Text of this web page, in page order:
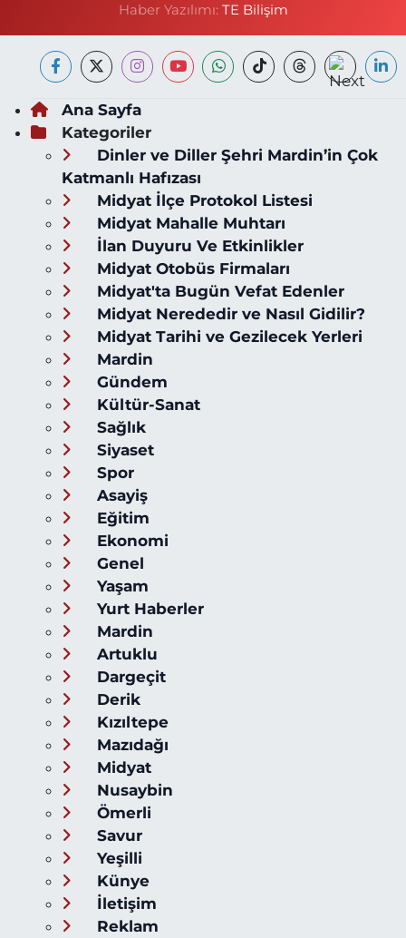
Haber Yazılımı: TE Bilişim
Ana Sayfa
Kategoriler
Dinler ve Diller Şehri Mardin’in Çok
Katmanlı Hafızası
Midyat İlçe Protokol Listesi
Midyat Mahalle Muhtarı
İlan Duyuru Ve Etkinlikler
Midyat Otobüs Firmaları
Midyat'ta Bugün Vefat Edenler
Midyat Nerededir ve Nasıl Gidilir?
Midyat Tarihi ve Gezilecek Yerleri
Mardin
Gündem
Kültür-Sanat
Sağlık
Siyaset
Spor
Asayiş
Eğitim
Ekonomi
Genel
Yaşam
Yurt Haberler
Mardin
Artuklu
Dargeçit
Derik
Kızıltepe
Mazıdağı
Midyat
Nusaybin
Ömerli
Savur
Yeşilli
Künye
İletişim
Reklam